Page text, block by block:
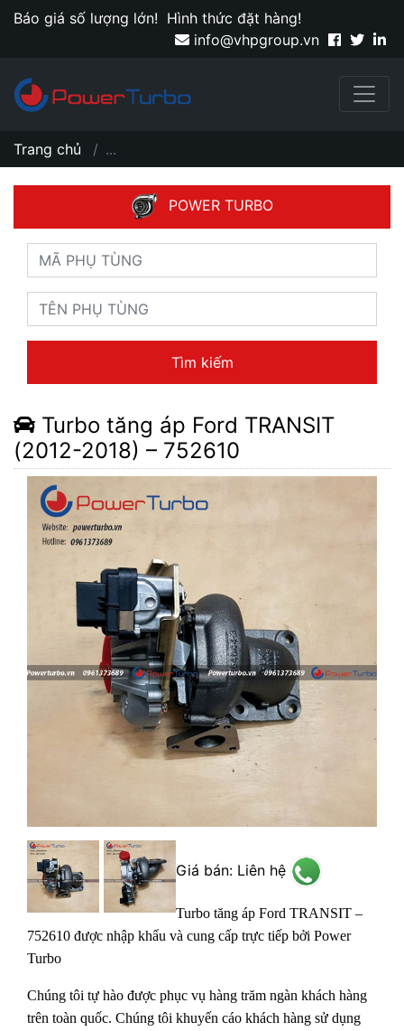
Báo giá số lượng lớn! Hình thức đặt hàng!
info@vhpgroup.vn
Trang chủ ...
POWER TURBO
Tìm kiếm
Turbo tăng áp Ford TRANSIT
(2012-2018) – 752610
Giá bán: Liên hệ
Turbo tăng áp Ford TRANSIT –
752610 được nhập khẩu và cung cấp trực tiếp bởi Power
Turbo
Chúng tôi tự hào được phục vụ hàng trăm ngàn khách hàng
trên toàn quốc. Chúng tôi khuyến cáo khách hàng sử dụng